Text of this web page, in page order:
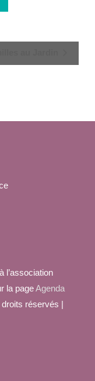
à l’association
la pageAgenda
réservés |